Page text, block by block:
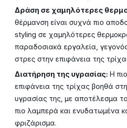
Δράση σε χαμηλότερες
θέρμανση είναι συχνά πιο
styling σε χαμηλότερες
παραδοσιακά εργαλεία,
στρες στην επιφάνεια της
Διατήρηση της υγρασίας: Η
επιφάνεια της τρίχας βοηθά
υγρασίας της, με αποτέλεσμα
πιο λαμπερά και ενυδατωμένα
φριζάρισμα.